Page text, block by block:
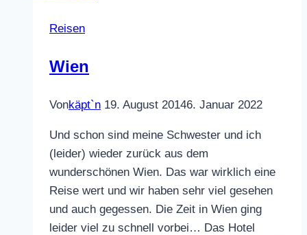
Reisen
Wien
Vonkäpt`n 19. August 20146. Januar 2022
Und schon sind meine Schwester und ich
(leider) wieder zurück aus dem
wunderschönen Wien. Das war wirklich eine
Reise wert und wir haben sehr viel gesehen
und auch gegessen. Die Zeit in Wien ging
leider viel zu schnell vorbei… Das Hotel